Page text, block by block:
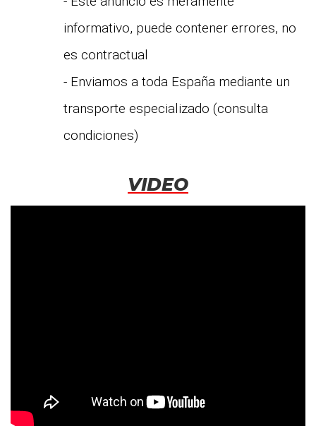
informativo, puede contener errores, no
es contractual
- Enviamos a toda España mediante un
transporte especializado (consulta
condiciones)
VIDEO